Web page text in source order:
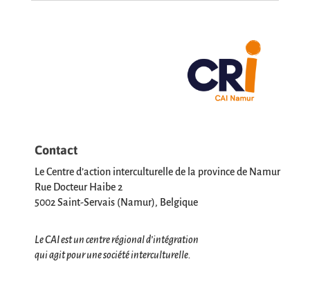
Contact
Le Centre d’action interculturelle de la province de Namur
Rue Docteur Haibe 2
5002 Saint-Servais (Namur), Belgique
Le CAI est un centre régional d’intégration
qui agit pour une société interculturelle.